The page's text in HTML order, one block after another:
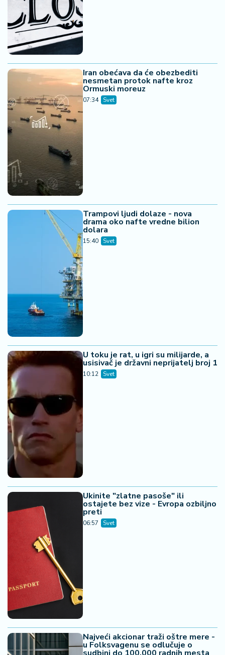
Iran obećava da će obezbediti
nesmetan protok nafte kroz
Ormuski moreuz
07:34 Svet
Trampovi ljudi dolaze - nova
drama oko nafte vredne bilion
dolara
15:40 Svet
U toku je rat, u igri su milijarde, a
usisivač je državni neprijatelj broj 1
10:12 Svet
Ukinite "zlatne pasoše" ili
ostajete bez vize - Evropa ozbiljno
preti
06:57 Svet
Najveći akcionar traži oštre mere -
u Folksvagenu se odlučuje o